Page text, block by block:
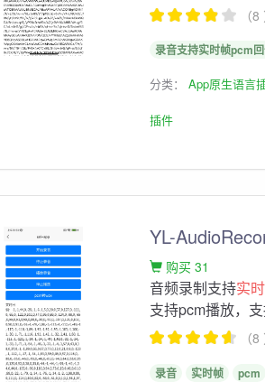
（
录音支持实时帧pcm
分类：App原生语言
插件
YL-
购买 31
音频录制支持实时
支持pcm播放，
（
录音 实时帧 pcm